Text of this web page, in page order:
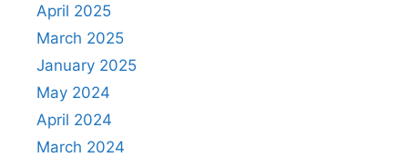
April 2025
March 2025
January 2025
May 2024
April 2024
March 2024